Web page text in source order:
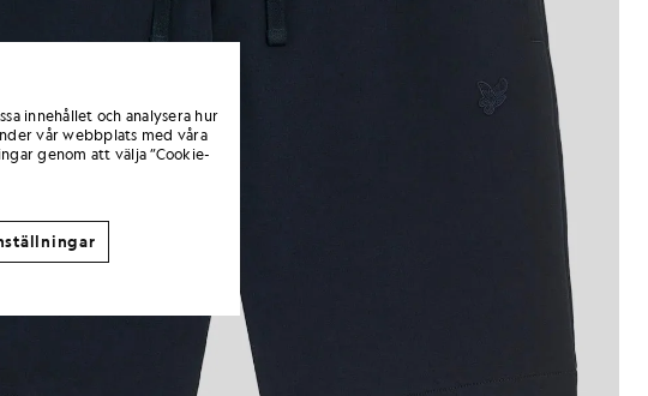
innehållet och analysera hur
vår webbplats med våra
genom att välja ”Cookie-